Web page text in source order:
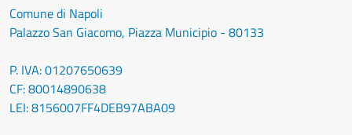
Comune di Napoli
Palazzo San Giacomo, Piazza Municipio - 80133
P. IVA: 01207650639
CF: 80014890638
LEI: 8156007FF4DEB97ABA09